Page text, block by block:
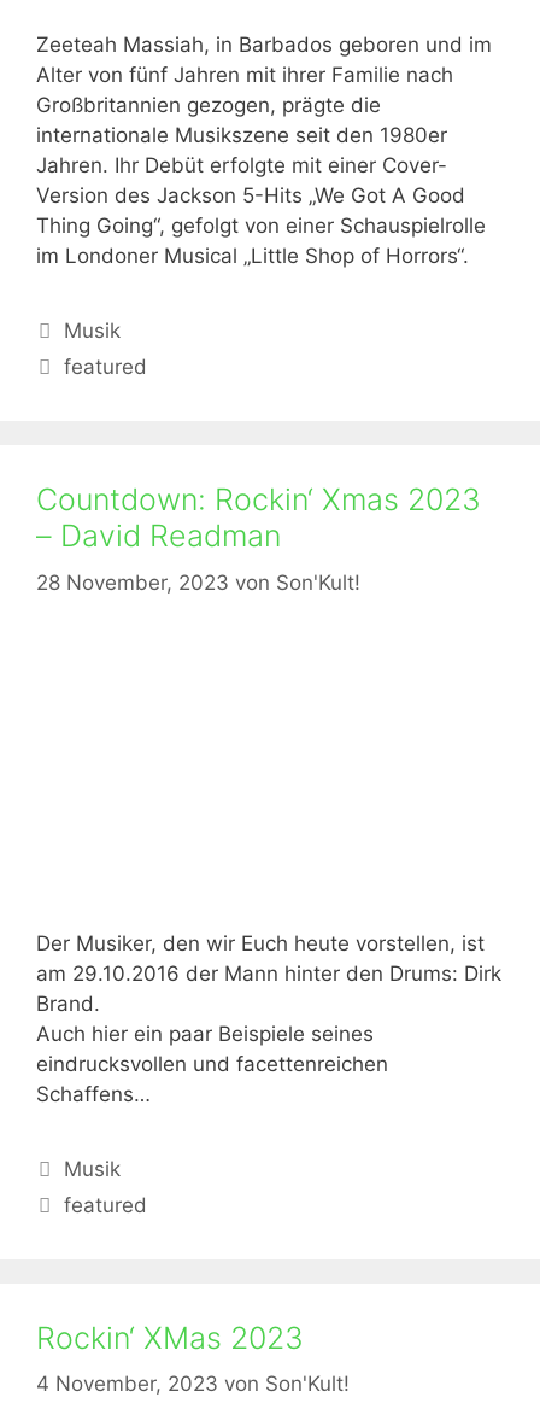
Zeeteah Massiah, in Barbados geboren und im
Alter von fünf Jahren mit ihrer Familie nach
Großbritannien gezogen, prägte die
internationale Musikszene seit den 1980er
Jahren. Ihr Debüt erfolgte mit einer Cover-
Version des Jackson 5-Hits „We Got A Good
Thing Going“, gefolgt von einer Schauspielrolle
im Londoner Musical „Little Shop of Horrors“.
Kategorien
Musik
Schlagwörter
featured
Countdown: Rockin‘ Xmas 2023
– David Readman
28 November, 2023 von Son'Kult!
Der Musiker, den wir Euch heute vorstellen, ist
am 29.10.2016 der Mann hinter den Drums: Dirk
Brand.
Auch hier ein paar Beispiele seines
eindrucksvollen und facettenreichen
Schaffens…
Kategorien
Musik
Schlagwörter
featured
Rockin‘ XMas 2023
4 November, 2023 von Son'Kult!